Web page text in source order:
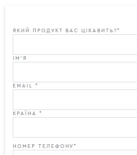
ЯКИЙ ПРОДУКТ ВАС ЦІКАВИТЬ?*
ІМ'Я
EMAIL *
КРАЇНА *
НОМЕР ТЕЛЕФОНУ*